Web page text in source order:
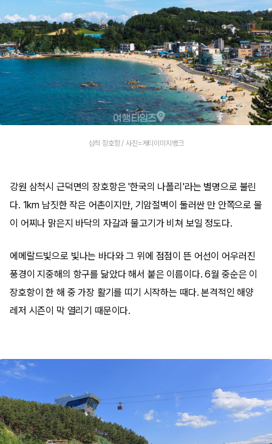
삼척 장호항 / 사진=게티이미지뱅크
강원 삼척시 근덕면의 장호항은 '한국의 나폴리'라는 별명으로 불린
다. 1km 남짓한 작은 어촌이지만, 기암절벽이 둘러싼 만 안쪽으로 물
이 어찌나 맑은지 바닥의 자갈과 물고기가 비쳐 보일 정도다.
에메랄드빛으로 빛나는 바다와 그 위에 점점이 뜬 어선이 어우러진
풍경이 지중해의 항구를 닮았다 해서 붙은 이름이다. 6월 중순은 이
장호항이 한 해 중 가장 활기를 띠기 시작하는 때다. 본격적인 해양
레저 시즌이 막 열리기 때문이다.